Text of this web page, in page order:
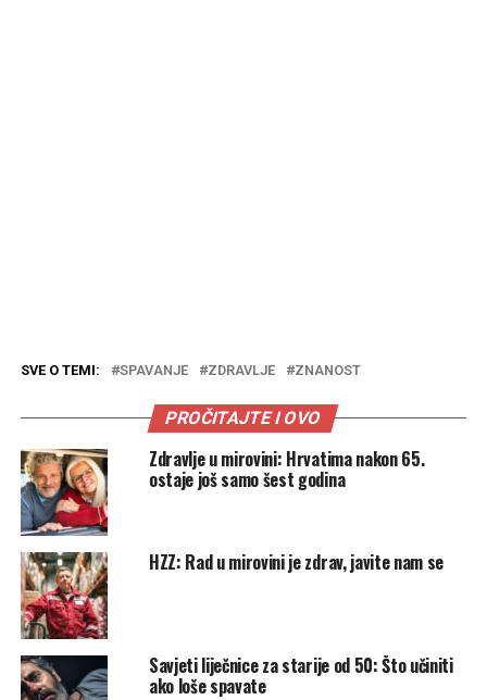
SVE O TEMI: SPAVANJE ZDRAVLJE ZNANOST
PROČITAJTE I OVO
Zdravlje u mirovini: Hrvatima nakon 65.
ostaje još samo šest godina
HZZ: Rad u mirovini je zdrav, javite nam se
Savjeti liječnice za starije od 50: Što učiniti
ako loše spavate